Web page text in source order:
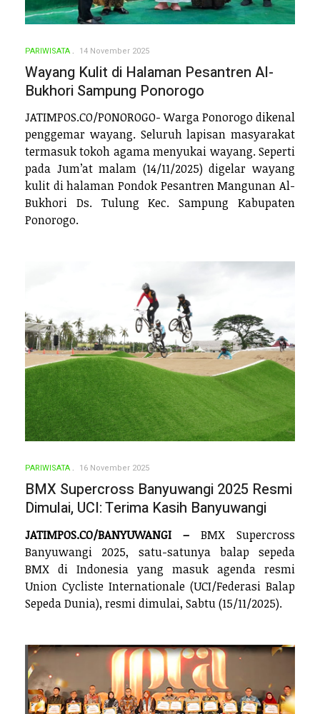
PARIWISATA 14 November 2025
Wayang Kulit di Halaman Pesantren Al-
Bukhori Sampung Ponorogo
JATIMPOS.CO/PONOROGO- Warga Ponorogo dikenal
penggemar wayang. Seluruh lapisan masyarakat
termasuk tokoh agama menyukai wayang. Seperti
pada Jum’at malam (14/11/2025) digelar wayang
kulit di halaman Pondok Pesantren Mangunan Al-
Bukhori Ds. Tulung Kec. Sampung Kabupaten
Ponorogo.
PARIWISATA 16 November 2025
BMX Supercross Banyuwangi 2025 Resmi
Dimulai, UCI: Terima Kasih Banyuwangi
JATIMPOS.CO/BANYUWANGI – BMX Supercross
Banyuwangi 2025, satu-satunya balap sepeda
BMX di Indonesia yang masuk agenda resmi
Union Cycliste Internationale (UCI/Federasi Balap
Sepeda Dunia), resmi dimulai, Sabtu (15/11/2025).